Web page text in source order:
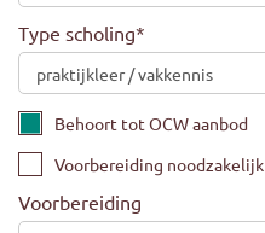
Type scholing*
Behoort tot OCW aanbod
Voorbereiding noodzakelijk
Voorbereiding